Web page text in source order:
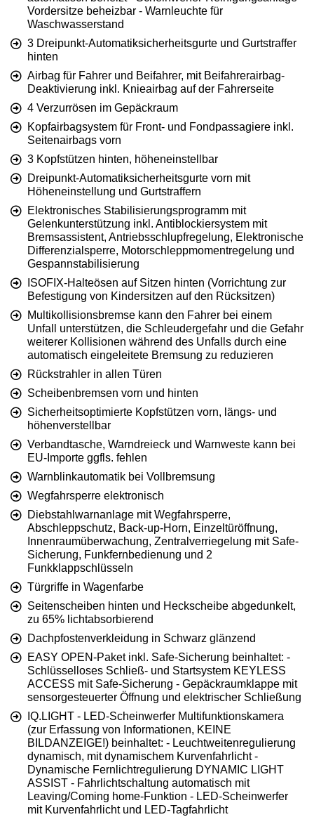
Vordersitze beheizbar - Warnleuchte für
Waschwasserstand
3 Dreipunkt-Automatiksicherheitsgurte und Gurtstraffer
hinten
Airbag für Fahrer und Beifahrer, mit Beifahrerairbag-
Deaktivierung inkl. Knieairbag auf der Fahrerseite
4 Verzurrösen im Gepäckraum
Kopfairbagsystem für Front- und Fondpassagiere inkl.
Seitenairbags vorn
3 Kopfstützen hinten, höheneinstellbar
Dreipunkt-Automatiksicherheitsgurte vorn mit
Höheneinstellung und Gurtstraffern
Elektronisches Stabilisierungsprogramm mit
Gelenkunterstützung inkl. Antiblockiersystem mit
Bremsassistent, Antriebsschlupfregelung, Elektronische
Differenzialsperre, Motorschleppmomentregelung und
Gespannstabilisierung
ISOFIX-Halteösen auf Sitzen hinten (Vorrichtung zur
Befestigung von Kindersitzen auf den Rücksitzen)
Multikollisionsbremse kann den Fahrer bei einem
Unfall unterstützen, die Schleudergefahr und die Gefahr
weiterer Kollisionen während des Unfalls durch eine
automatisch eingeleitete Bremsung zu reduzieren
Rückstrahler in allen Türen
Scheibenbremsen vorn und hinten
Sicherheitsoptimierte Kopfstützen vorn, längs- und
höhenverstellbar
Verbandtasche, Warndreieck und Warnweste kann bei
EU-Importe ggfls. fehlen
Warnblinkautomatik bei Vollbremsung
Wegfahrsperre elektronisch
Diebstahlwarnanlage mit Wegfahrsperre,
Abschleppschutz, Back-up-Horn, Einzeltüröffnung,
Innenraumüberwachung, Zentralverriegelung mit Safe-
Sicherung, Funkfernbedienung und 2
Funkklappschlüsseln
Türgriffe in Wagenfarbe
Seitenscheiben hinten und Heckscheibe abgedunkelt,
zu 65% lichtabsorbierend
Dachpfostenverkleidung in Schwarz glänzend
EASY OPEN-Paket inkl. Safe-Sicherung beinhaltet: -
Schlüsselloses Schließ- und Startsystem KEYLESS
ACCESS mit Safe-Sicherung - Gepäckraumklappe mit
sensorgesteuerter Öffnung und elektrischer Schließung
IQ.LIGHT - LED-Scheinwerfer Multifunktionskamera
(zur Erfassung von Informationen, KEINE
BILDANZEIGE!) beinhaltet: - Leuchtweitenregulierung
dynamisch, mit dynamischem Kurvenfahrlicht -
Dynamische Fernlichtregulierung DYNAMIC LIGHT
ASSIST - Fahrlichtschaltung automatisch mit
Leaving/Coming home-Funktion - LED-Scheinwerfer
mit Kurvenfahrlicht und LED-Tagfahrlicht